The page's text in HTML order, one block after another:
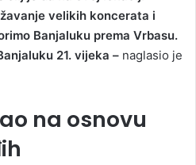
velikih koncerata i
Banjaluku prema Vrbasu.
21. vijeka – naglasio je
na osnovu